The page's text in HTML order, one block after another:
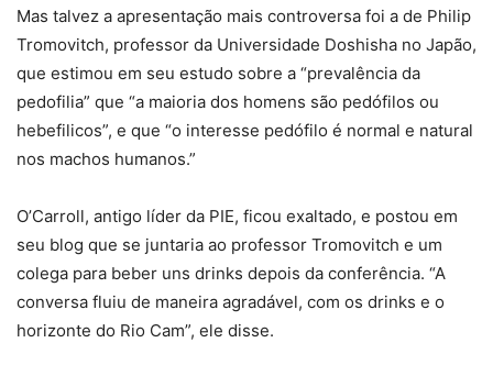
Mas talvez a apresentação mais controversa foi a de Philip
Tromovitch, professor da Universidade Doshisha no Japão,
que estimou em seu estudo sobre a “prevalência da
pedofilia” que “a maioria dos homens são pedófilos ou
hebefilicos”, e que “o interesse pedófilo é normal e natural
nos machos humanos.”
O’Carroll, antigo líder da PIE, ficou exaltado, e postou em
seu blog que se juntaria ao professor Tromovitch e um
colega para beber uns drinks depois da conferência. “A
conversa fluiu de maneira agradável, com os drinks e o
horizonte do Rio Cam”, ele disse.